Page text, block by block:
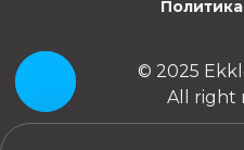
© 2025
All right